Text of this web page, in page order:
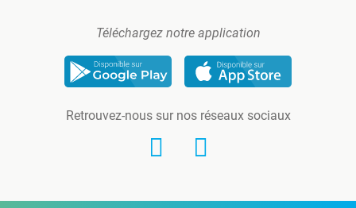
Téléchargez notre application
Retrouvez-nous sur nos réseaux sociaux